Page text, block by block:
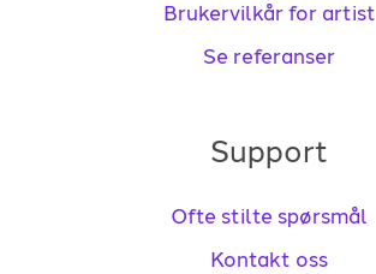
Brukervilkår for artist
Se referanser
Support
Ofte stilte spørsmål
Kontakt oss